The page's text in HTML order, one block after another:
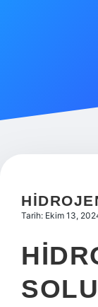
Hakkımızda
Tarih: Ekim 13,